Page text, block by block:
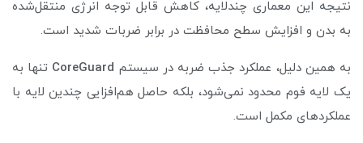
نتیجه این معماری چندلایه، کاهش قابل توجه انرژی منتقل‌شده
به بدن و افزایش سطح محافظت در برابر ضربات شدید است.
به همین دلیل، عملکرد جذب ضربه در سیستم CoreGuard تنها به
یک لایه فوم محدود نمی‌شود، بلکه حاصل هم‌افزایی چندین لایه با
عملکردهای مکمل است.